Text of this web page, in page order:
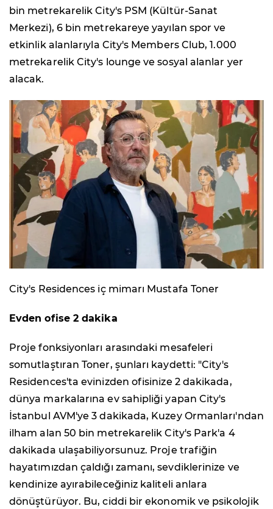
bin metrekarelik City's PSM (Kültür-Sanat
Merkezi), 6 bin metrekareye yayılan spor ve
etkinlik alanlarıyla City's Members Club, 1.000
metrekarelik City's lounge ve sosyal alanlar yer
alacak.
City's Residences iç mimarı Mustafa Toner
Evden ofise 2 dakika
Proje fonksiyonları arasındaki mesafeleri
somutlaştıran Toner, şunları kaydetti: "City's
Residences'ta evinizden ofisinize 2 dakikada,
dünya markalarına ev sahipliği yapan City's
İstanbul AVM'ye 3 dakikada, Kuzey Ormanları'ndan
ilham alan 50 bin metrekarelik City's Park'a 4
dakikada ulaşabiliyorsunuz. Proje trafiğin
hayatımızdan çaldığı zamanı, sevdiklerinize ve
kendinize ayırabileceğiniz kaliteli anlara
dönüştürüyor. Bu, ciddi bir ekonomik ve psikolojik